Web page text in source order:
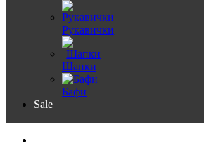
Рукавички
Шапки
Бафи
Sale